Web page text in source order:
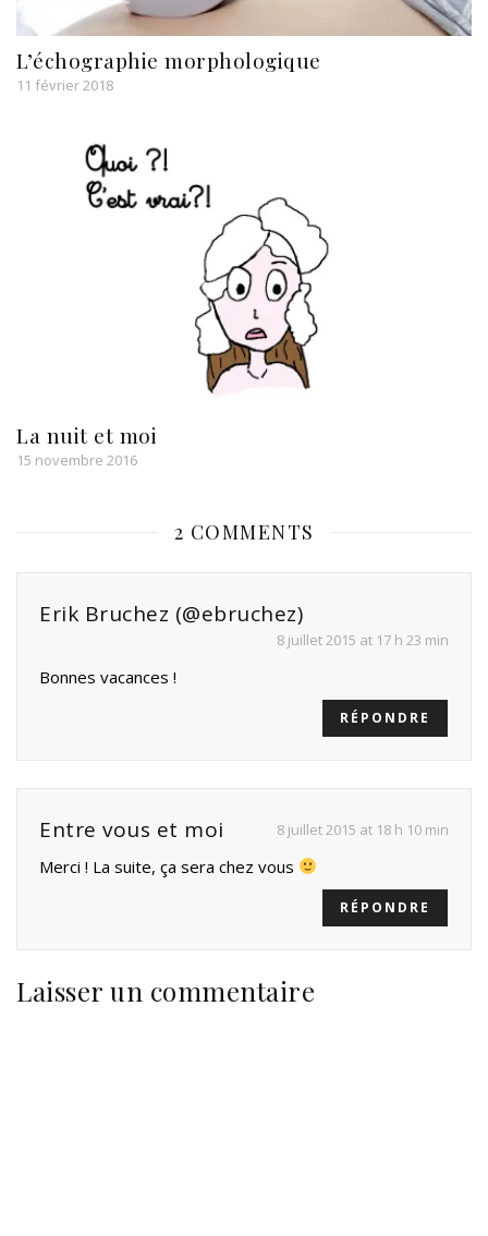
L’échographie morphologique
11 février 2018
La nuit et moi
15 novembre 2016
2 COMMENTS
Erik Bruchez (@ebruchez)
8 juillet 2015 at 17 h 23 min
Bonnes vacances !
RÉPONDRE
Entre vous et moi 8 juillet 2015 at 18 h 10 min
Merci ! La suite, ça sera chez vous
RÉPONDRE
Laisser un commentaire